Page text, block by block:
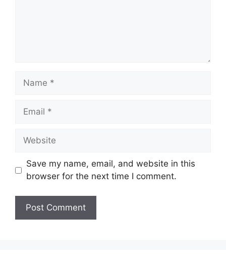
Name
Email
Website
Save my name, email, and website in this
browser for the next time I comment.